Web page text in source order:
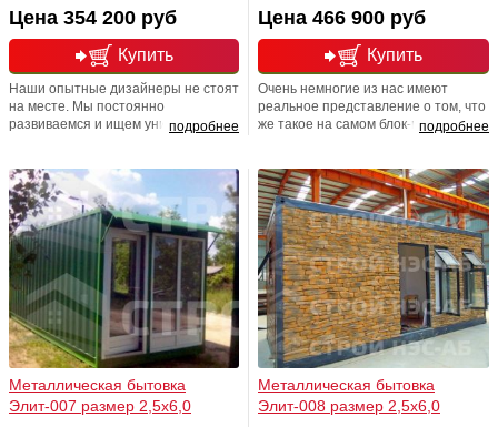
Купить
Цена 354 200 руб
подробнее
Наши опытные дизайнеры не стоят
на месте. Мы постоянно
развиваемся и ищем уникальные и
нашим любимым приобретателям.
Обращаем Ваше внимание на то,
что мы рады будем помочь Вам
найти ваш идеальный дизайн. Мы
всего лишь на расстоянии
телефонного звонка!
Купить
Цена 466 900 руб
подробнее
Очень немногие из нас имеют
реальное представление о том, что
же такое на самом блок-контейнер.
металлическая бытовка. Область
применения стройка. На самом же
деле эволюция бытовки шагнула
далеко и значительно вперед.
Теперь из них
формируются:офисные здания,
кафе, киоски, дачные дома и т.д.
Металлическая бытовка
Элит-007 размер 2,5х6,0
Металлическая бытовка
Элит-008 размер 2,5х6,0